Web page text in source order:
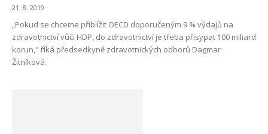
21. 8. 2019
„Pokud se chceme přiblížit OECD doporučeným 9 % výdajů na
zdravotnictví vůči HDP, do zdravotnictví je třeba přisypat 100 miliard
korun," říká předsedkyně zdravotnických odborů Dagmar
Žitníková.